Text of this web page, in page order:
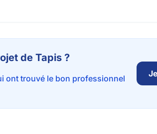
de Tapis ?
ont trouvé le bon professionnel